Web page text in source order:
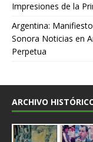
Impresiones de la
Argentina:
Sonora Noticias en
Perpetua
ARCHIVO